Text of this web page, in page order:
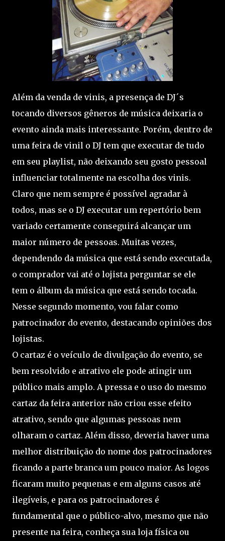
Além da venda de vinis, a presença de DJ´s
tocando diversos gêneros de música deixaria o
evento ainda mais interessante. Porém, dentro de
uma feira de vinil o DJ tem que executar de tudo
em seu playlist, não deixando seu gosto pessoal
influenciar totalmente na escolha dos vinis.
Claro que nem sempre é possível agradar à
todos, mas se o DJ executar um repertório bem
variado certamente conseguirá alcançar um
maior número de pessoas. Muitas vezes,
dependendo da música que está sendo executada,
o comprador vai até o lojista perguntar se ele
tem o álbum da música que está sendo tocada.
Nesse segundo momento, vou falar como
patrocinador do evento, destacando opiniões dos
lojistas.
O cartaz é o veículo de divulgação do evento, se
bem resolvido e atrativo ele pode atingir um
público mais amplo. A pressa e o uso do mesmo
cartaz da feira anterior não criou esse efeito
atrativo, sendo que algumas pessoas nem
olharam o cartaz. Além disso, deveria haver uma
melhor distribuição do nome dos patrocinadores
ficando a parte branca um pouco maior. As logos
ficaram muito pequenas e em alguns casos até
ilegíveis, e para os patrocinadores é
fundamental que o público-alvo, mesmo que não
presente na feira, conheça sua loja física ou